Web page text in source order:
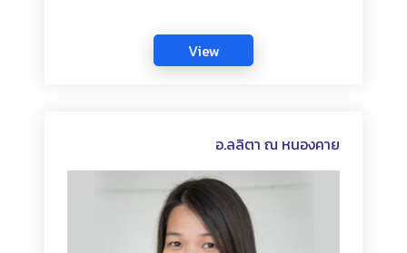
อ.ลลิตา ณ หนองคาย